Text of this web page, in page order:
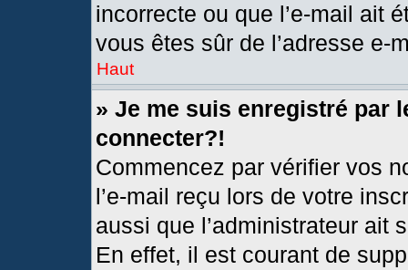
incorrecte ou que l’e-mail ait
vous êtes sûr de l’adresse e-
Haut
» Je me suis enregistré par
connecter?!
Commencez par vérifier vos
l’e-mail reçu lors de votre
aussi que l’administrateur ait
En effet, il est courant de